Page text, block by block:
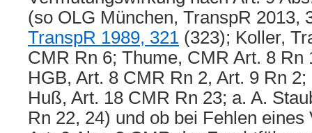
(so OLG München, TranspR 2013,
TranspR 1989, 321 (323); Koller,
CMR Rn 6; Thume, CMR Art. 8 Rn
HGB, Art. 8 CMR Rn 2, Art. 9 Rn
Huß, Art. 18 CMR Rn 23; a. A.
Rn 22, 24) und ob bei Fehlen